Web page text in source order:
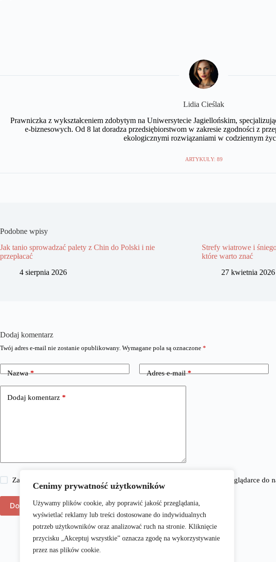
Cenimy prywatność użytkowników
Używamy plików cookie, aby poprawić jakość przeglądania,
wyświetlać reklamy lub treści dostosowane do indywidualnych
potrzeb użytkowników oraz analizować ruch na stronie. Kliknięcie
przycisku „Akceptuj wszystkie” oznacza zgodę na wykorzystywanie
przez nas plików cookie.
Lidia Cieślak
Prawniczka z wykształceniem zdobytym na Uniwersytecie Jagiellońskim,
e-biznesowych. Od 8 lat doradza przedsiębiorstwom w zakresie zgodności z
ekologicznymi rozwiązaniami w codziennym
ARTYKUŁY: 89
Podobne wpisy
Jak tanio sprowadzać palety z Chin do Polski i nie
przepłacać
4 sierpnia 2026
Strefy wiatrowe i
które warto znać
27 kwietnia 2026
Dodaj komentarz
Twój adres e-mail nie zostanie opublikowany. Wymagane pola są oznaczone *
Nazwa* Adres e-mail*
Dodaj komentarz *
Zapisz moje imię i nazwisko, adres e-mail i stronę internetową w tej przeglądarce do
Dodaj komentarz